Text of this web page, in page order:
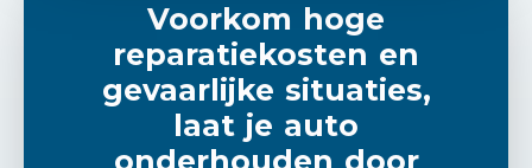
Voorkom hoge
reparatiekosten en
gevaarlijke situaties,
laat je auto